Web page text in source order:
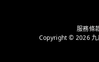
服務條
Copyright © 2026 九